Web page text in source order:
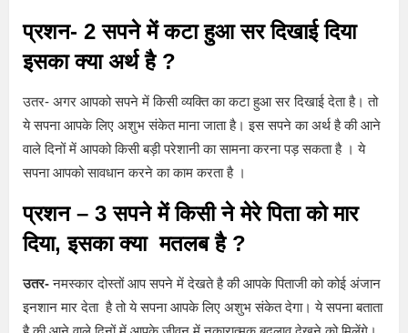
प्रशन- 2 सपने में कटा हुआ सर दिखाई दिया
इसका क्या अर्थ है ?
उतर- अगर आपको सपने में किसी व्यक्ति का कटा हुआ सर दिखाई देता है। तो
ये सपना आपके लिए अशुभ संकेत माना जाता है। इस सपने का अर्थ है की आने
वाले दिनों में आपको किसी बड़ी परेशानी का सामना करना पड़ सकता है । ये
सपना आपको सावधान करने का काम करता है ।
प्रशन – 3 सपने में किसी ने मेरे पिता को मार
दिया, इसका क्या मतलब है ?
उतर-नमस्कार दोस्तों आप सपने में देखते है की आपके पिताजी को कोई अंजान
इनशान मार देता है तो ये सपना आपके लिए अशुभ संकेत देगा। ये सपना बताता